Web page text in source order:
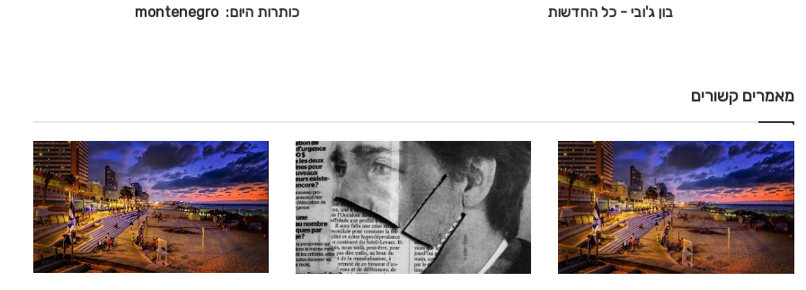
ד
ש
ו
ת
בון ג'ובי - כל החדשות
e
n
e
g
r
o
כותרות היום: montenegro
מאמרים קשורים